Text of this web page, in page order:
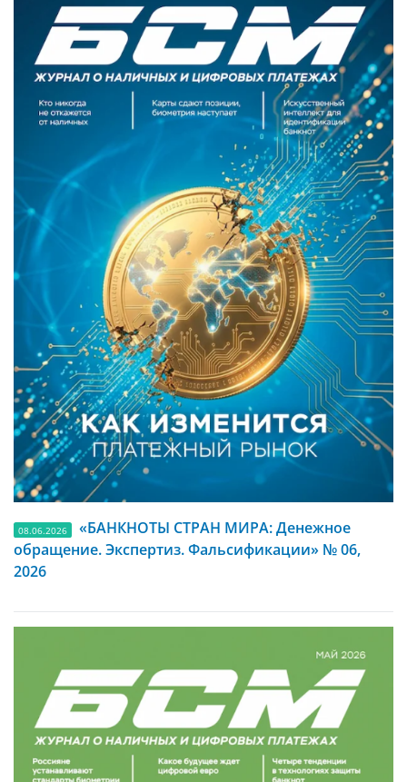
08.06.2026
«БАНКНОТЫ СТРАН МИРА: Денежное
обращение. Экспертиз. Фальсификации» № 06,
2026